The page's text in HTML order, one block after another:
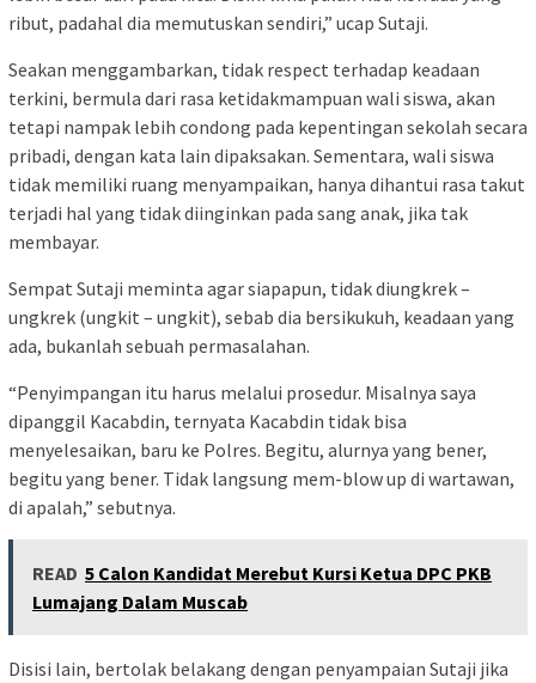
ribut, padahal dia memutuskan sendiri,” ucap Sutaji.
Seakan menggambarkan, tidak respect terhadap keadaan
terkini, bermula dari rasa ketidakmampuan wali siswa, akan
tetapi nampak lebih condong pada kepentingan sekolah secara
pribadi, dengan kata lain dipaksakan. Sementara, wali siswa
tidak memiliki ruang menyampaikan, hanya dihantui rasa takut
terjadi hal yang tidak diinginkan pada sang anak, jika tak
membayar.
Sempat Sutaji meminta agar siapapun, tidak diungkrek –
ungkrek (ungkit – ungkit), sebab dia bersikukuh, keadaan yang
ada, bukanlah sebuah permasalahan.
“Penyimpangan itu harus melalui prosedur. Misalnya saya
dipanggil Kacabdin, ternyata Kacabdin tidak bisa
menyelesaikan, baru ke Polres. Begitu, alurnya yang bener,
begitu yang bener. Tidak langsung mem-blow up di wartawan,
di apalah,” sebutnya.
READ 5 Calon Kandidat Merebut Kursi Ketua DPC PKB
Lumajang Dalam Muscab
Disisi lain, bertolak belakang dengan penyampaian Sutaji jika